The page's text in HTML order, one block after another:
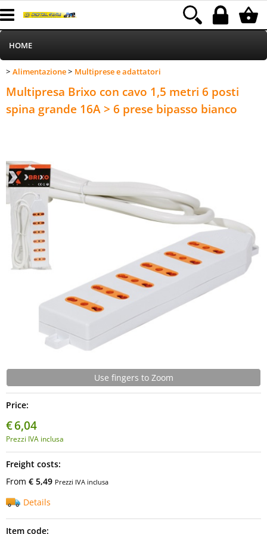
Category: HOME>Alimentazione>Multiprese e adattatori
HOME
Informatica
Telefonia
MEDIACOM
Elettrodomestici
Alimentazione
Illuminazione
Alimentazione Multiprese e adattatori
Multipresa Brixo con cavo 1,5 metri 6 posti
spina grande 16A > 6 prese bipasso bianco
Use fingers to Zoom
Price:
€6,04
Prezzi IVA inclusa
Freight costs:
From € 5,49 Prezzi IVA inclusa
Details
Item code: